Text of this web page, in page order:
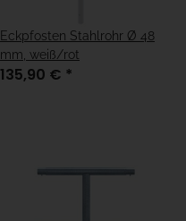
Eckpfosten Stahlrohr Ø 48
mm, weiß/rot
135,90 € *